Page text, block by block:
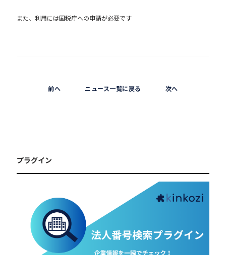
また、利用には国税庁への申請が必要です
前へ ニュース一覧に戻る 次へ
プラグイン